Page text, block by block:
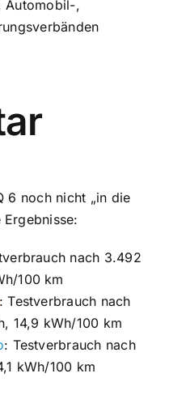
Automobil-,
6 noch nicht „in die
Ergebnisse:
nach 3.492
100 km
: Testverbrauch nach
14,9 kWh/100 km
: Testverbrauch nach
kWh/100 km